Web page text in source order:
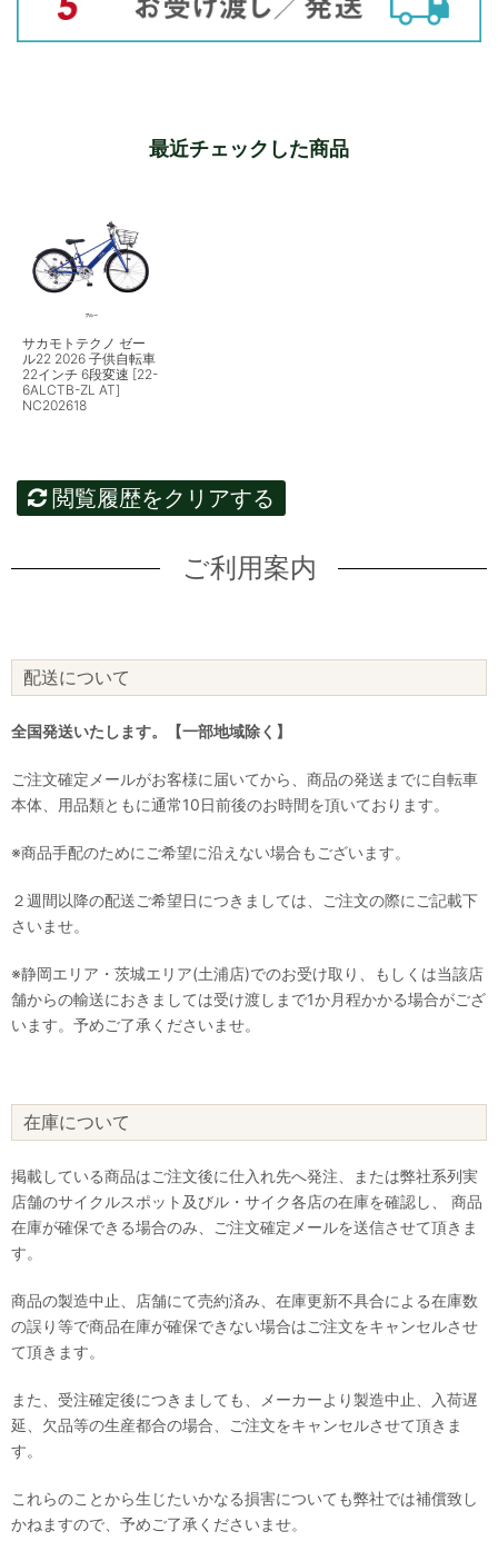
最近チェックした商品
サカモトテクノ ゼー
ル22 2026 子供自転車
22インチ 6段変速 [22-
6ALCTB-ZL AT]
NC202618
閲覧履歴をクリアする
ご利用案内
配送について
全国発送いたします。【一部地域除く】
ご注文確定メールがお客様に届いてから、商品の発送までに自転車
本体、用品類ともに通常10日前後のお時間を頂いております。
※商品手配のためにご希望に沿えない場合もございます。
２週間以降の配送ご希望日につきましては、ご注文の際にご記載下
さいませ。
※静岡エリア・茨城エリア(土浦店)でのお受け取り、もしくは当該店
舗からの輸送におきましては受け渡しまで1か月程かかる場合がござ
います。予めご了承くださいませ。
在庫について
掲載している商品はご注文後に仕入れ先へ発注、または弊社系列実
店舗のサイクルスポット及びル・サイク各店の在庫を確認し、 商品
在庫が確保できる場合のみ、ご注文確定メールを送信させて頂きま
す。
商品の製造中止、店舗にて売約済み、在庫更新不具合による在庫数
の誤り等で商品在庫が確保できない場合はご注文をキャンセルさせ
て頂きます。
また、受注確定後につきましても、メーカーより製造中止、入荷遅
延、欠品等の生産都合の場合、ご注文をキャンセルさせて頂きま
す。
これらのことから生じたいかなる損害についても弊社では補償致し
かねますので、予めご了承くださいませ。